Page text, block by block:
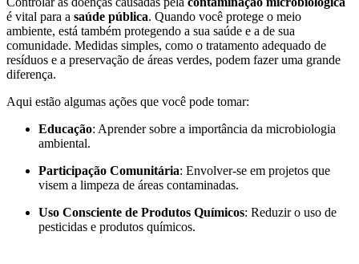
é vital para a saúde pública. Quando você protege o meio
ambiente, está também protegendo a sua saúde e a de sua
comunidade. Medidas simples, como o tratamento adequado de
resíduos e a preservação de áreas verdes, podem fazer uma grande
diferença.
Aqui estão algumas ações que você pode tomar:
Educação: Aprender sobre a importância da microbiologia
ambiental.
Participação Comunitária: Envolver-se em projetos que
visem a limpeza de áreas contaminadas.
Uso Consciente de Produtos Químicos: Reduzir o uso de
pesticidas e produtos químicos.